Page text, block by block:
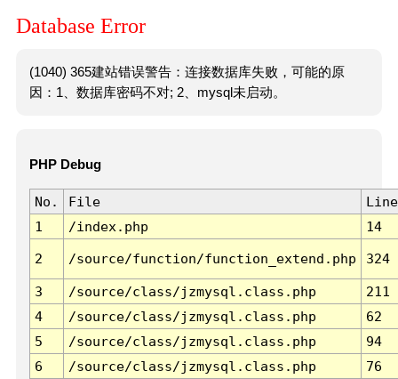
Database Error
(1040) 365建站错误警告：连接数据库失败，可能的原
因：1、数据库密码不对; 2、mysql未启动。
PHP Debug
No. File
Line
1
/index.php 14
2 /source/function/function_extend.php 324
3 /source/class/jzmysql.class.php
211
4
/source/class/jzmysql.class.php
62
5
/source/class/jzmysql.class.php
94
6
/source/class/jzmysql.class.php 76